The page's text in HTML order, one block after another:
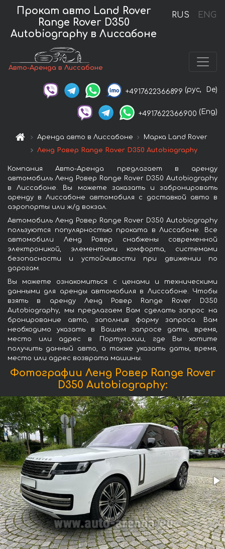
RUS ENG
Прокат авто Land Rover
Range Rover D350
Autobiography в Лиссабоне
Авто-Аренда в Лиссабоне
+4917622366899 (рус, De)
+4917622366900 (Eng)
Аренда авто в Лиссабоне
Марка Land Rover
Ленд Ровер Range Rover D350 Autobiography
Компания Авто-Аренда предлагает в аренду
автомобиль Ленд Ровер Range Rover D350 Autobiography
в Лиссабоне. Вы можете заказать и забронировать
аренду в Лиссабоне автомобиля с доставкой авто в
аэропорты или ж/д вокзал.
Автомобиль Ленд Ровер Range Rover D350 Autobiography
пользуются популярностью проката в Лиссабоне. Все
автомобили Ленд Ровер снабжены современной
электроникой, элементами комфорта, системами
безопасности и устойчивости при движении по
дорогам.
Вы можете ознакомиться с ценами и техническими
данными для аренды автомобиля в Лиссабоне. Чтобы
взять в аренду Ленд Ровер Range Rover D350
Autobiography, мы предлагаем Вам сделать запрос на
бронирование авто, заполнив форму запроса. Вам
необходимо указать в Вашем запросе даты, время,
место или адрес в Португалии, где Вы хотите
получить данный авто, а также указать даты, время,
место или адрес возврата машины.
Фотографии Ленд Ровер Range Rover
D350 Autobiography: